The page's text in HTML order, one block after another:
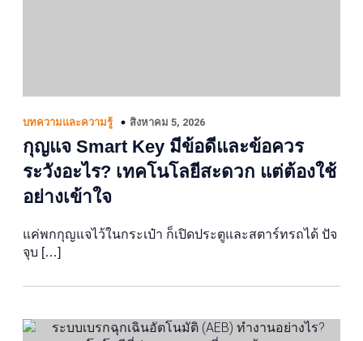
บทความและความรู้ สิงหาคม 5, 2026
กุญแจ Smart Key มีข้อดีและข้อควร
ระวังอะไร? เทคโนโลยีสะดวก แต่ต้องใช้
อย่างเข้าใจ
แค่พกกุญแจไว้ในกระเป๋า ก็เปิดประตูและสตาร์ทรถได้ ปัจ
จุบ […]